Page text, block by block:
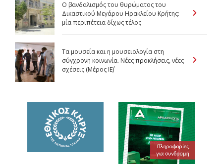
Ο βανδαλισμός του θυρώματος του
Δικαστικού Μεγάρου Ηρακλείου Κρήτης:
μία περιπέτεια δίχως τέλος
Τα μουσεία και η μουσειολογία στη
σύγχρονη κοινωνία. Νέες προκλήσεις, νέες
σχέσεις (Μέρος IΕ΄)